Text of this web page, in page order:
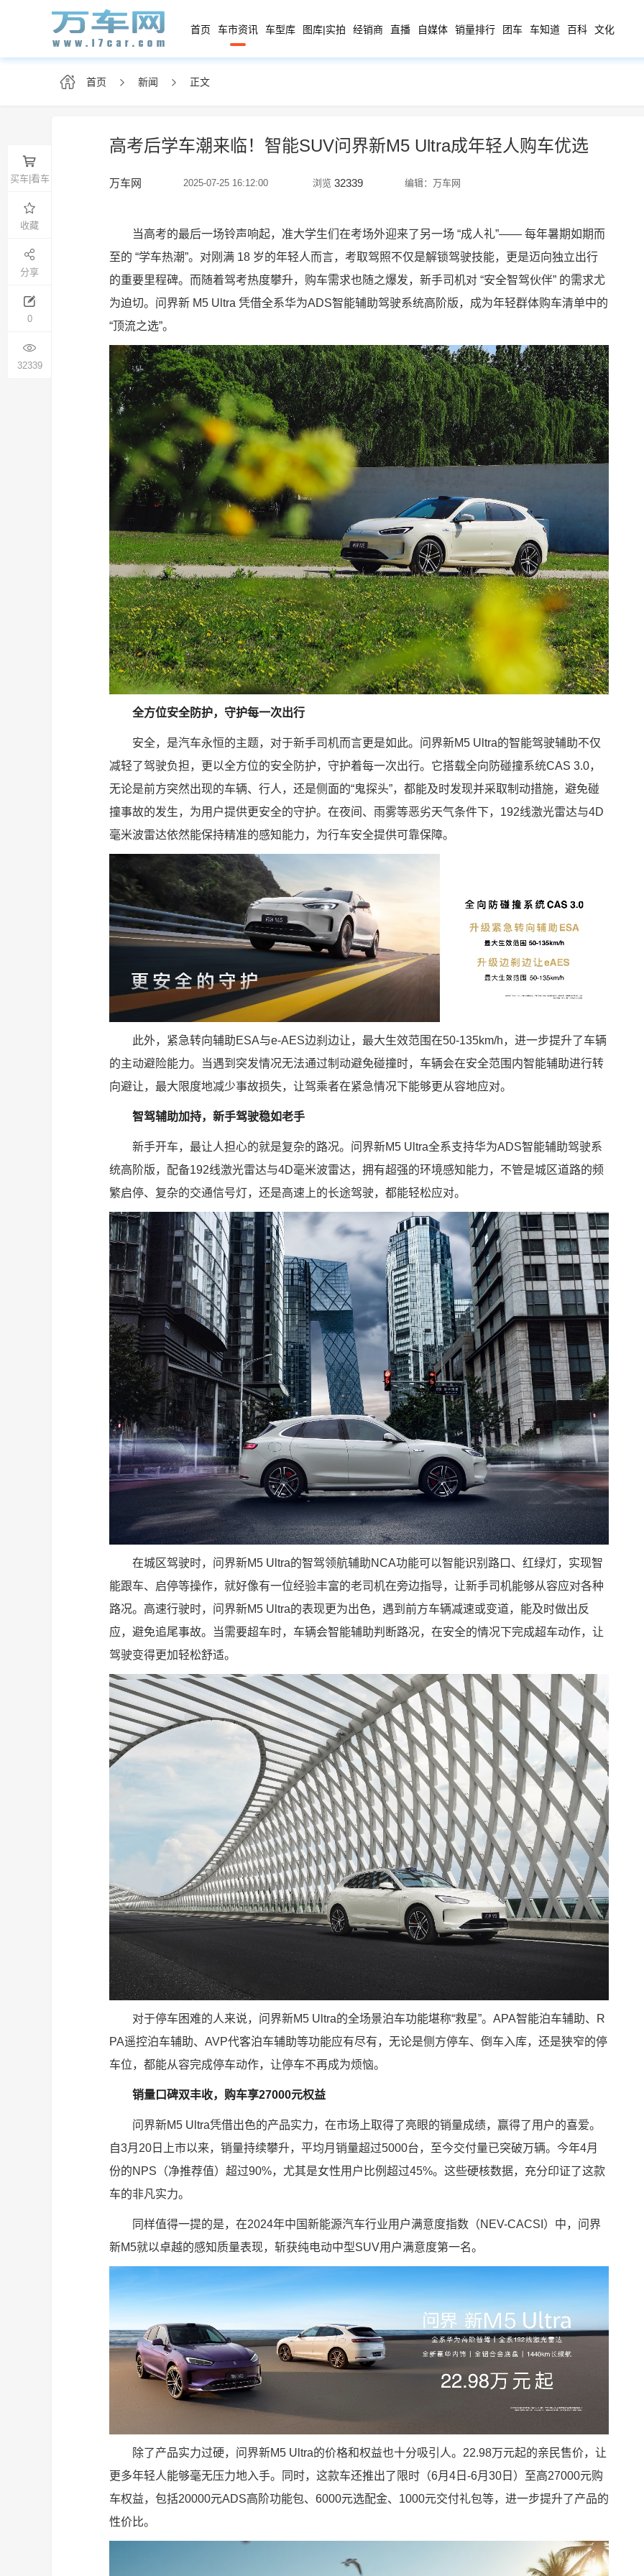
首页 车市资讯 车型库 图库|实拍 经销商 直播 自媒体 销量排行 团车 车知道 百科 文化
首页 新闻 正文
高考后学车潮来临！智能SUV问界新M5 Ultra成年轻人购车优选
万车网 2025-07-25 16:12:00 浏览 32339 编辑：万车网
买车|看车
收藏
分享
0
32339
当高考的最后一场铃声响起，准大学生们在考场外迎来了另一场 “成人礼”—— 每年暑期如期而
至的 “学车热潮”。对刚满 18 岁的年轻人而言，考取驾照不仅是解锁驾驶技能，更是迈向独立出行
的重要里程碑。而随着驾考热度攀升，购车需求也随之爆发，新手司机对 “安全智驾伙伴” 的需求尤
为迫切。问界新 M5 Ultra 凭借全系华为ADS智能辅助驾驶系统高阶版，成为年轻群体购车清单中的
“顶流之选”。
全方位安全防护，守护每一次出行
安全，是汽车永恒的主题，对于新手司机而言更是如此。问界新M5 Ultra的智能驾驶辅助不仅
减轻了驾驶负担，更以全方位的安全防护，守护着每一次出行。它搭载全向防碰撞系统CAS 3.0，
无论是前方突然出现的车辆、行人，还是侧面的“鬼探头”，都能及时发现并采取制动措施，避免碰
撞事故的发生，为用户提供更安全的守护。在夜间、雨雾等恶劣天气条件下，192线激光雷达与4D
毫米波雷达依然能保持精准的感知能力，为行车安全提供可靠保障。
此外，紧急转向辅助ESA与e-AES边刹边让，最大生效范围在50-135km/h，进一步提升了车辆
的主动避险能力。当遇到突发情况无法通过制动避免碰撞时，车辆会在安全范围内智能辅助进行转
向避让，最大限度地减少事故损失，让驾乘者在紧急情况下能够更从容地应对。
智驾辅助加持，新手驾驶稳如老手
新手开车，最让人担心的就是复杂的路况。问界新M5 Ultra全系支持华为ADS智能辅助驾驶系
统高阶版，配备192线激光雷达与4D毫米波雷达，拥有超强的环境感知能力，不管是城区道路的频
繁启停、复杂的交通信号灯，还是高速上的长途驾驶，都能轻松应对。
在城区驾驶时，问界新M5 Ultra的智驾领航辅助NCA功能可以智能识别路口、红绿灯，实现智
能跟车、启停等操作，就好像有一位经验丰富的老司机在旁边指导，让新手司机能够从容应对各种
路况。高速行驶时，问界新M5 Ultra的表现更为出色，遇到前方车辆减速或变道，能及时做出反
应，避免追尾事故。当需要超车时，车辆会智能辅助判断路况，在安全的情况下完成超车动作，让
驾驶变得更加轻松舒适。
对于停车困难的人来说，问界新M5 Ultra的全场景泊车功能堪称“救星”。APA智能泊车辅助、R
PA遥控泊车辅助、AVP代客泊车辅助等功能应有尽有，无论是侧方停车、倒车入库，还是狭窄的停
车位，都能从容完成停车动作，让停车不再成为烦恼。
销量口碑双丰收，购车享27000元权益
问界新M5 Ultra凭借出色的产品实力，在市场上取得了亮眼的销量成绩，赢得了用户的喜爱。
自3月20日上市以来，销量持续攀升，平均月销量超过5000台，至今交付量已突破万辆。今年4月
份的NPS（净推荐值）超过90%，尤其是女性用户比例超过45%。这些硬核数据，充分印证了这款
车的非凡实力。
同样值得一提的是，在2024年中国新能源汽车行业用户满意度指数（NEV-CACSI）中，问界
新M5就以卓越的感知质量表现，斩获纯电动中型SUV用户满意度第一名。
除了产品实力过硬，问界新M5 Ultra的价格和权益也十分吸引人。22.98万元起的亲民售价，让
更多年轻人能够毫无压力地入手。同时，这款车还推出了限时（6月4日-6月30日）至高27000元购
车权益，包括20000元ADS高阶功能包、6000元选配金、1000元交付礼包等，进一步提升了产品的
性价比。